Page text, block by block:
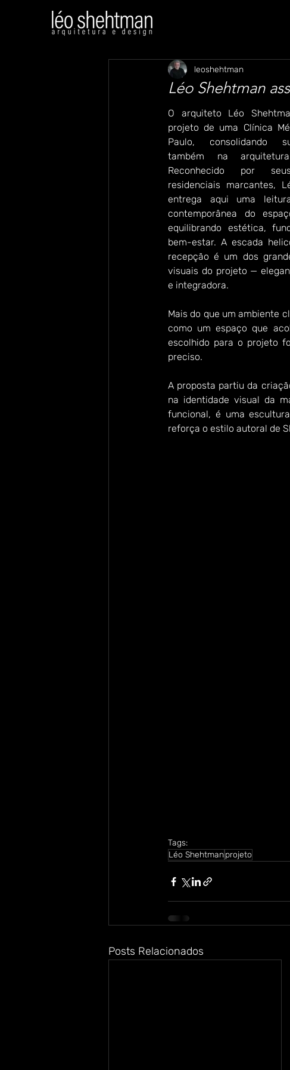
Léo Shehtman
leoshehtman
O arquiteto Léo
projeto de uma Clínica
Paulo, consolidando
também na
Reconhecido por
residenciais marcantes,
entrega aqui uma
contemporânea do
equilibrando estética,
bem-estar. A escada
recepção é um dos
visuais do projeto —
e integradora.
Mais do que um ambiente
como um espaço que
escolhido para o projeto
preciso.
A proposta partiu da
na identidade visual da
funcional, é uma
reforça o estilo autoral de
Tags:
Léo Shehtmanprojeto
Posts Relacionados